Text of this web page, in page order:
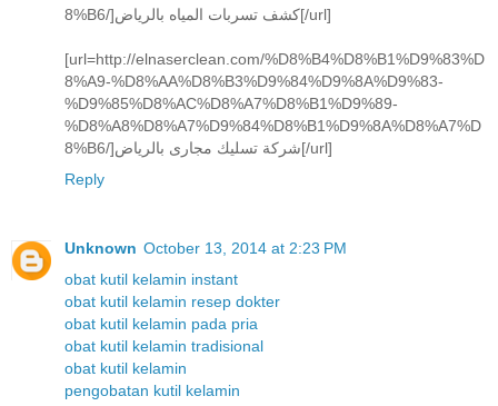
8%B6/]كشف تسربات المياه بالرياض[/url]
[url=http://elnaserclean.com/%D8%B4%D8%B1%D9%83%D
8%A9-%D8%AA%D8%B3%D9%84%D9%8A%D9%83-
%D9%85%D8%AC%D8%A7%D8%B1%D9%89-
%D8%A8%D8%A7%D9%84%D8%B1%D9%8A%D8%A7%D
8%B6/]شركة تسليك مجارى بالرياض[/url]
Reply
Unknown October 13, 2014 at 2:23 PM
obat kutil kelamin instant
obat kutil kelamin resep dokter
obat kutil kelamin pada pria
obat kutil kelamin tradisional
obat kutil kelamin
pengobatan kutil kelamin